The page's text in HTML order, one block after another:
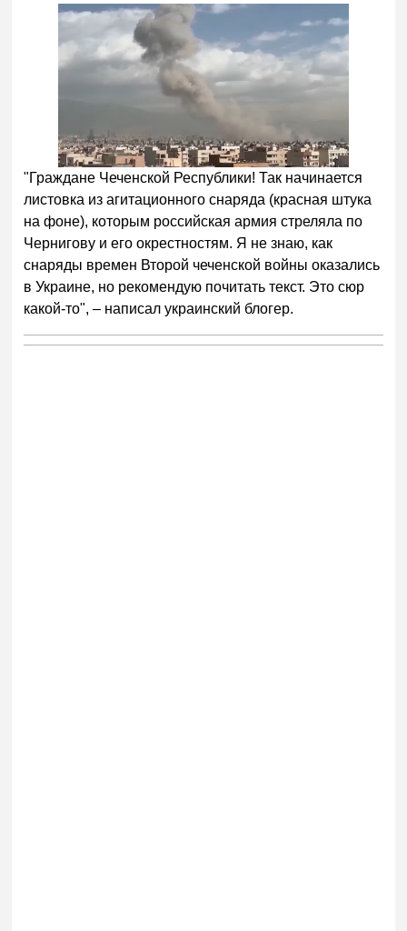
"Граждане Чеченской Республики! Так начинается
листовка из агитационного снаряда (красная штука
на фоне), которым российская армия стреляла по
Чернигову и его окрестностям. Я не знаю, как
снаряды времен Второй чеченской войны оказались
в Украине, но рекомендую почитать текст. Это сюр
какой-то", – написал украинский блогер.